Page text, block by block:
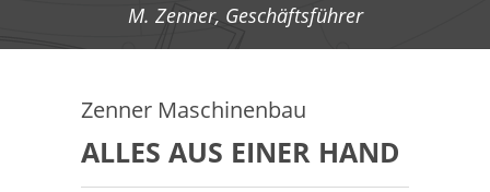
M. Zenner, Geschäftsführer
Zenner Maschinenbau
ALLES AUS EINER HAND